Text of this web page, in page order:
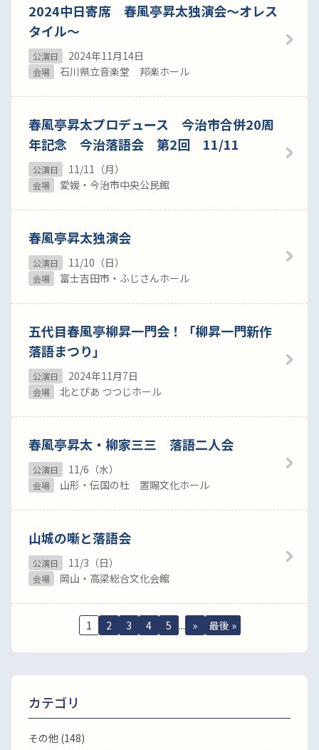
2024中日寄席 春風亭昇太独演会～オレス
タイル～
公演日 2024年11月14日
会場 石川県立音楽堂 邦楽ホール
春風亭昇太プロデュース 今治市合併20周
年記念 今治落語会 第2回 11/11
公演日 11/11（月）
会場 愛媛・今治市中央公民館
春風亭昇太独演会
公演日 11/10（日）
会場 富士吉田市・ふじさんホール
五代目春風亭柳昇一門会！「柳昇一門新作
落語まつり」
公演日 2024年11月7日
会場 北とぴあ つつじホール
春風亭昇太・柳家三三 落語二人会
公演日 11/6（水）
会場 山形・伝国の杜 置賜文化ホール
山城の噺と落語会
公演日 11/3（日）
会場 岡山・高梁総合文化会館
1 2 3 4 5 ... » 最後 »
カテゴリ
その他 (148)